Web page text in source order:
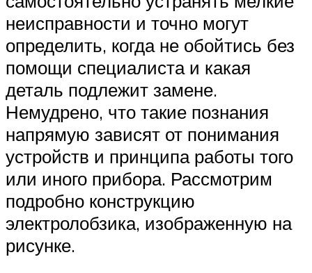
неисправности и точно могут
определить, когда не обойтись без
помощи специалиста и какая
деталь подлежит замене.
Немудрено, что такие познания
напрямую зависят от понимания
устройств и принципа работы того
или иного прибора. Рассмотрим
подробно конструкцию
электролобзика, изображенную на
рисунке.